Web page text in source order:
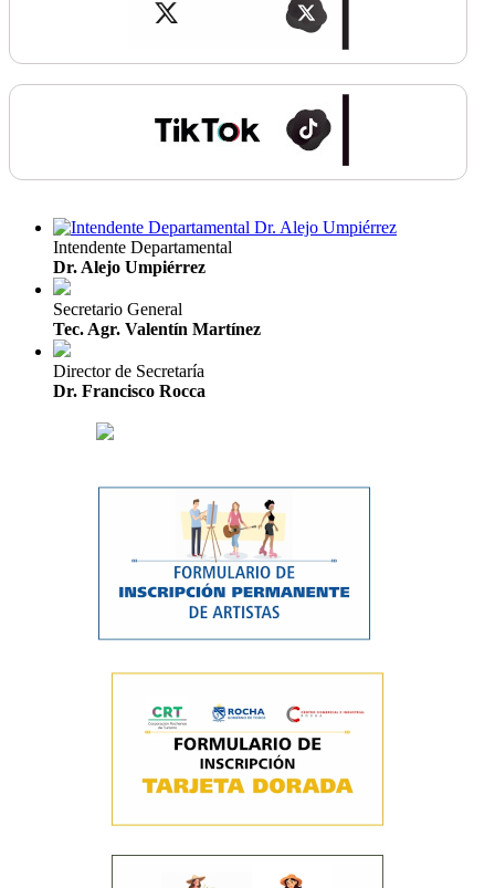
Intendente Departamental
Dr. Alejo Umpiérrez
Secretario General
Tec. Agr. Valentín Martínez
Director de Secretaría
Dr. Francisco Rocca